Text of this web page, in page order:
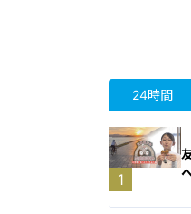
24時間
1